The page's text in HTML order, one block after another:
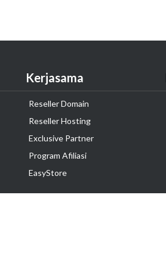
Kerjasama
Reseller Domain
Reseller Hosting
Exclusive Partner
Program Afiliasi
EasyStore